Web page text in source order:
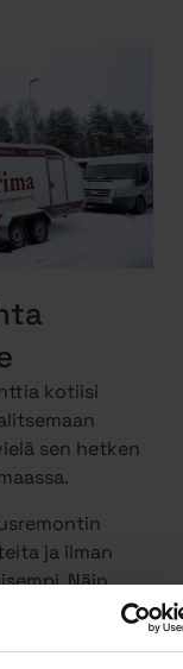
kotiisi
sen hetken
ja ilman
Näin
myös